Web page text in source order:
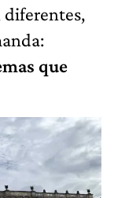
diferentes,
que